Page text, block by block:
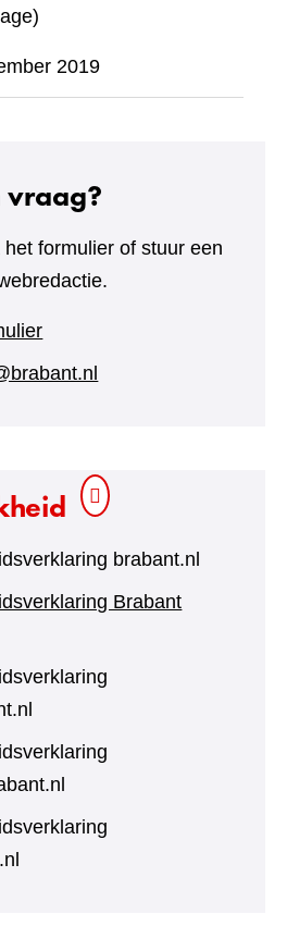
2019
vraag?
formulier of stuur een
(verwijst
naar
brabant.nl
Brabant